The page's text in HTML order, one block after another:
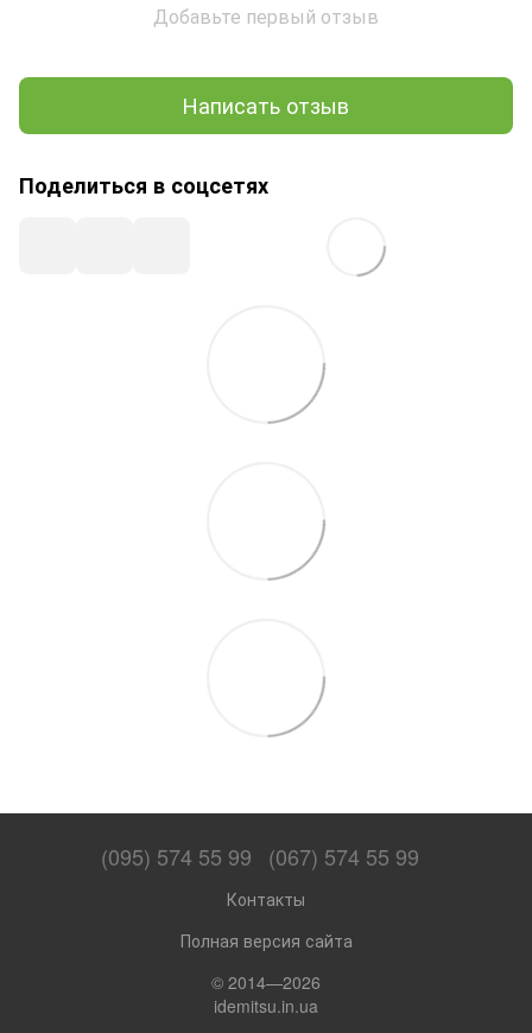
Добавьте первый отзыв
Написать отзыв
Поделиться в соцсетях
(095) 574 55 99 (067) 574 55 99
Контакты
Полная версия сайта
© 2014—2026
idemitsu.in.ua